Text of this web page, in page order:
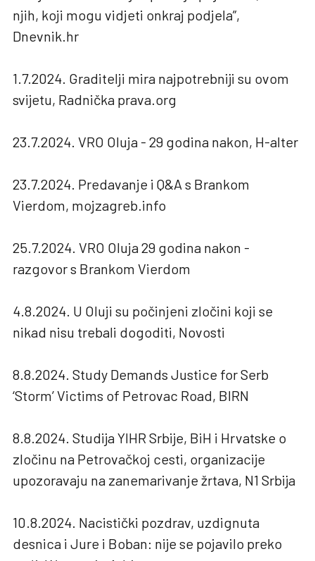
njih, koji mogu vidjeti onkraj podjela”,
Dnevnik.hr
1.7.2024. Graditelji mira najpotrebniji su ovom
svijetu, Radnička prava.org
23.7.2024. VRO Oluja - 29 godina nakon, H-alter
23.7.2024. Predavanje i Q&A s Brankom
Vierdom, mojzagreb.info
25.7.2024. VRO Oluja 29 godina nakon -
razgovor s Brankom Vierdom
4.8.2024. U Oluji su počinjeni zločini koji se
nikad nisu trebali dogoditi, Novosti
8.8.2024. Study Demands Justice for Serb
‘Storm’ Victims of Petrovac Road, BIRN
8.8.2024. Studija YIHR Srbije, BiH i Hrvatske o
zločinu na Petrovačkoj cesti, organizacije
upozoravaju na zanemarivanje žrtava, N1 Srbija
10.8.2024. Nacistički pozdrav, uzdignuta
desnica i Jure i Boban: nije se pojavilo preko